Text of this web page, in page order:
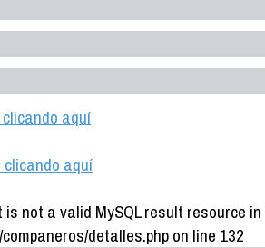
aquí
aquí
not a valid MySQL result resource in
detalles.php on line 132